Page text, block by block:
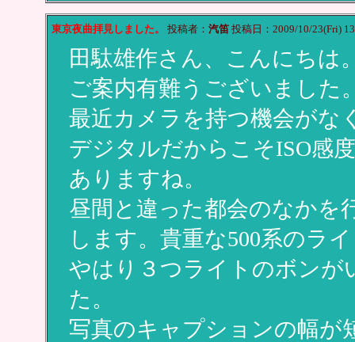
東京夜曲拝見しました。 投稿者： 汽笛投稿日：2009/10/23(Fri)
田駄雄作さん、こんにちは
ご案内有難うございました
最近カメラを持つ機会がな
デジタルだからこそISO感
ありますね。
昼間と違った都会のなかを
します。貴重な500系のラ
やはり３つライトのボンが
た。
写真のキャプションの幅が